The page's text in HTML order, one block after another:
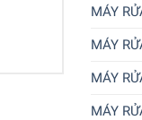
linh
và tiết
MÁY
MÁY
MÁY
MÁY